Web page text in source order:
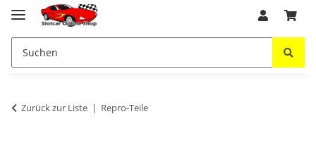
Zurück zur Liste Repro-Teile